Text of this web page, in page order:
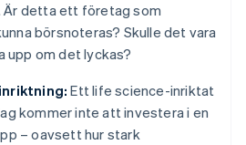
Är detta ett företag som
börsnoteras? Skulle det vara
om det lyckas?
Ett life science-inriktat
kommer inte att investera i en
– oavsett hur stark